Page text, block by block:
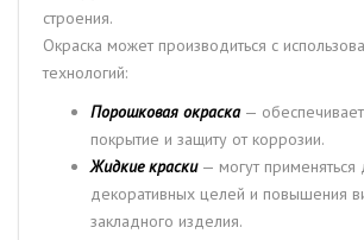
строения.
Окраска может производиться с
технологий:
Порошковая окраска— обеспечивает
покрытие и защиту от коррозии.
Жидкие краски— могут применяться
декоративных целей и повышения
закладного изделия.